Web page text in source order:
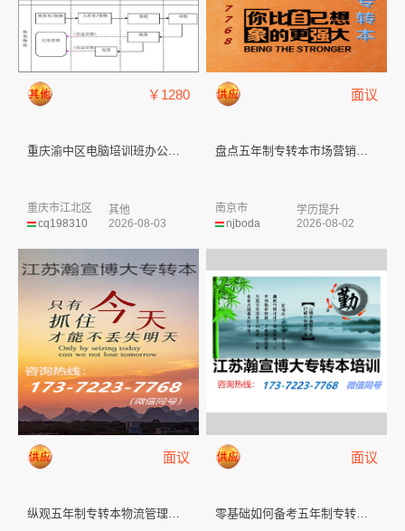
￥1280
重庆渝中区电脑培训班办公软件培...
cq198310
重庆市江北区
其他
2026-08-03
面议
盘点五年制专转本市场营销专业魅...
njboda
南京市
学历提升
2026-08-02
面议 面议